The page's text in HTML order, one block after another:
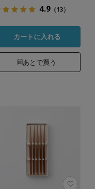
4.9（13）
カートに入れる
あとで買う